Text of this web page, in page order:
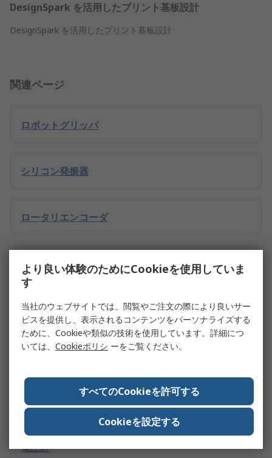
DesignSpark を活用したプリント基板設計
DesignSpark を活用したプリント基板設計
関連ページ
ロボットグリッパ
シリコン発振器
ロータリエンコーダ
センサIC・センサーIC
電源コード
アクセサリ : マルチメータ用
電圧計
より良い体験のためにCookieを使用していま
す
当社のウェブサイトでは、閲覧やご注文の際により良いサー
ビスを提供し、表示されるコンテンツをパーソナライズする
ために、Cookieや類似の技術を使用しています。詳細につ
いては、 Cookieポリシ ーをご覧ください。
すべてのCookieを許可する
Cookieを設定する